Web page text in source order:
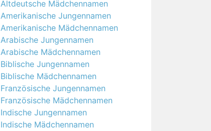
Altdeutsche Mädchennamen
Amerikanische Jungennamen
Amerikanische Mädchennamen
Arabische Jungennamen
Arabische Mädchennamen
Biblische Jungennamen
Biblische Mädchennamen
Französische Jungennamen
Französische Mädchennamen
Indische Jungennamen
Indische Mädchennamen